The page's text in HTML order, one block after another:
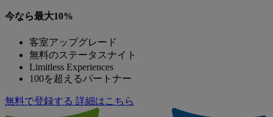
今なら最大10%
客室アップグレード
無料のステータスナイト
Limitless Experiences
100を超えるパートナー
無料で登録する 詳細はこちら